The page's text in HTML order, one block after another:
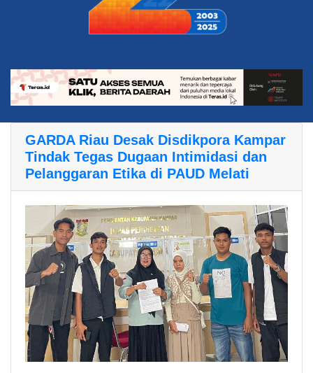
GARDA Riau Desak Disdikpora Kampar
Tindak Tegas Dugaan Intimidasi dan
Pelanggaran Etika di PAUD Melati